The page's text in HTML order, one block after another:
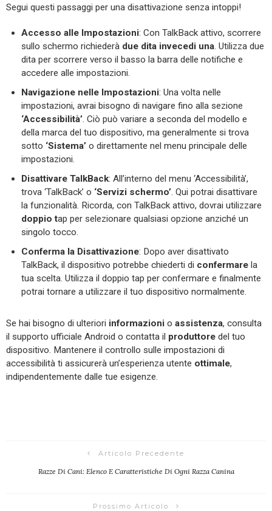
Segui questi passaggi per una disattivazione senza intoppi!
Accesso alle Impostazioni: Con TalkBack attivo, scorrere
sullo schermo richiederà due dita invecedi una. Utilizza due
dita per scorrere verso il basso la barra delle notifiche e
accedere alle impostazioni.
Navigazione nelle Impostazioni: Una volta nelle
impostazioni, avrai bisogno di navigare fino alla sezione
‘Accessibilità’. Ciò può variare a seconda del modello e
della marca del tuo dispositivo, ma generalmente si trova
sotto ‘Sistema’ o direttamente nel menu principale delle
impostazioni.
Disattivare TalkBack: All’interno del menu ‘Accessibilità’,
trova ‘TalkBack’ o ‘Servizi schermo’. Qui potrai disattivare
la funzionalità. Ricorda, con TalkBack attivo, dovrai utilizzare
doppio tap per selezionare qualsiasi opzione anziché un
singolo tocco.
Conferma la Disattivazione: Dopo aver disattivato
TalkBack, il dispositivo potrebbe chiederti di confermare la
tua scelta. Utilizza il doppio tap per confermare e finalmente
potrai tornare a utilizzare il tuo dispositivo normalmente.
Se hai bisogno di ulteriori informazioni o assistenza, consulta
il supporto ufficiale Android o contatta il produttore del tuo
dispositivo. Mantenere il controllo sulle impostazioni di
accessibilità ti assicurerà un’esperienza utente ottimale,
indipendentemente dalle tue esigenze.
Articolo Precedente
Razze Di Cani: Elenco E Caratteristiche Di Ogni Razza Canina
Prossimo Articolo